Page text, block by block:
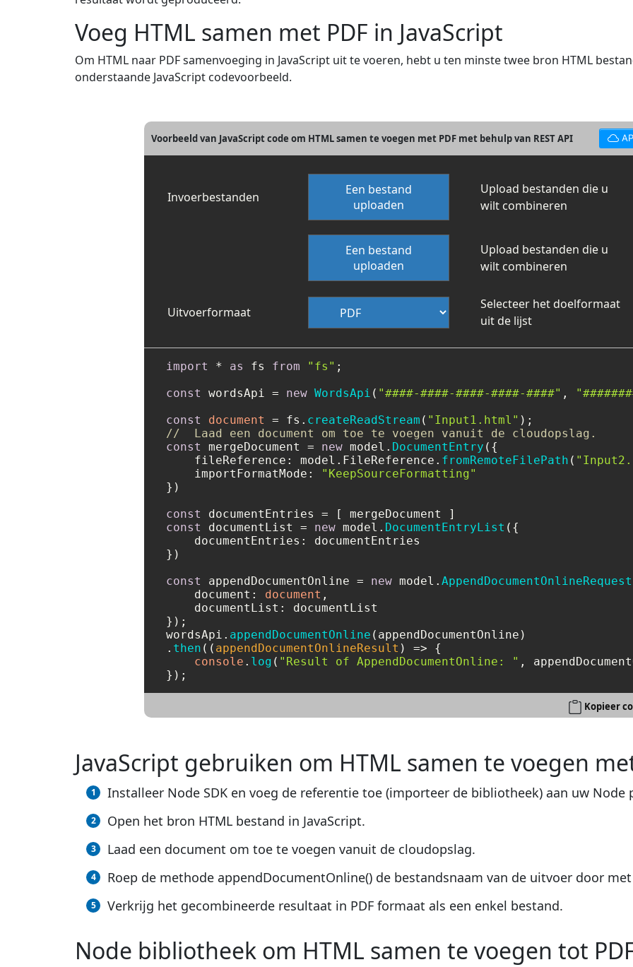
Voeg HTML samen met PDF in JavaScript
Om HTML naar PDF samenvoeging in JavaScript uit te voeren, hebt u ten minste twee bron HTML
onderstaande JavaScript codevoorbeeld.
Voorbeeld van JavaScript code om HTML samen te voegen met PDF met behulp van REST API
Invoerbestanden
Een bestand
uploaden
Upload bestanden die u
wilt combineren
Een bestand
uploaden
Upload bestanden die u
wilt combineren
Uitvoerformaat
Selecteer het doelformaat
uit de lijst
import * as fs from "fs" ;
const
wordsApi = new WordsApi ( "####-####-####-####-####" ,
const
document = fs. createReadStream ( "Input1.html"
//  Laad een document om toe te voegen vanuit de cloudopslag.
const
mergeDocument = new model. DocumentEntry ({
fileReference : model. FileReference . fromRemoteFilePath (
importFormatMode :
"KeepSourceFormatting"
})
const
const
documentList = new model. DocumentEntryList ({
documentEntries : documentEntries
})
const
appendDocumentOnline = new model. AppendDocumentOnlineRequest
document : document ,
documentList : documentList
});
wordsApi. appendDocumentOnline (appendDocumentOnline)
. then ( ( appendDocumentOnlineResult ) => {
console . log ( "Result of AppendDocumentOnline: " ,
Kopieer
JavaScript gebruiken om HTML samen te voegen
Installeer Node SDK en voeg de referentie toe (importeer de bibliotheek) aan uw Node
Open het bron HTML bestand in JavaScript.
Laad een document om toe te voegen vanuit de cloudopslag.
Roep de methode appendDocumentOnline() de bestandsnaam van de uitvoer door
Verkrijg het gecombineerde resultaat in PDF formaat als een enkel bestand.
Node bibliotheek om HTML samen te voegen tot